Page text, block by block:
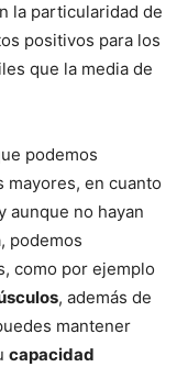
la particularidad de
positivos para los
que la media de
podemos
mayores, en cuanto
aunque no hayan
podemos
como por ejemplo
, además de
mantener
capacidad